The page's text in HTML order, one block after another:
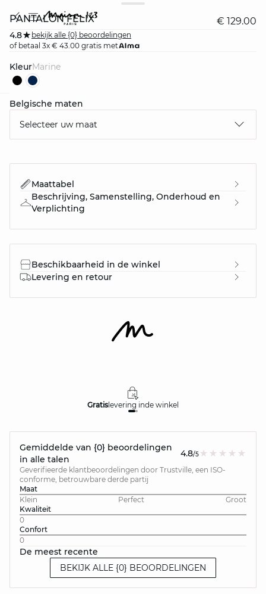
PANTALON FELIX € 129.00
4.8
bekijk alle {0} beoordelingen
of betaal 3x € 43.00 gratis met
Kleur marine
Belgische maten
Selecteer uw maat
Maattabel
Beschrijving, Samenstelling, Onderhoud en
Verplichting
Beschikbaarheid in de winkel
Levering en retour
Gratislevering inde winkel
Gemiddelde van {0} beoordelingen
in alle talen
4.8/5
Geverifieerde klantbeoordelingen door Trustville, een ISO-
conforme, betrouwbare derde partij
Maat
Klein
Perfect
Groot
Kwaliteit
0
Confort
0
De meest recente
BEKIJK ALLE {0} BEOORDELINGEN